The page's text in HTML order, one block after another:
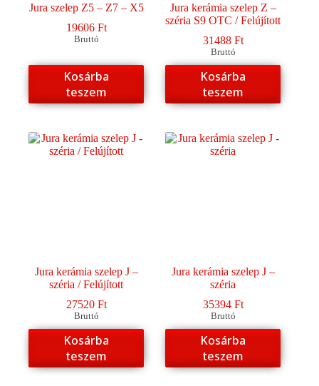
Jura szelep Z5 – Z7 – X5
19606 Ft
Bruttó
Kosárba
teszem
Jura kerámia szelep Z –
széria S9 OTC / Felújított
31488 Ft
Bruttó
Kosárba
teszem
Jura kerámia szelep J –
széria / Felújított
27520 Ft
Bruttó
Kosárba
teszem
Jura kerámia szelep J –
széria
35394 Ft
Bruttó
Kosárba
teszem